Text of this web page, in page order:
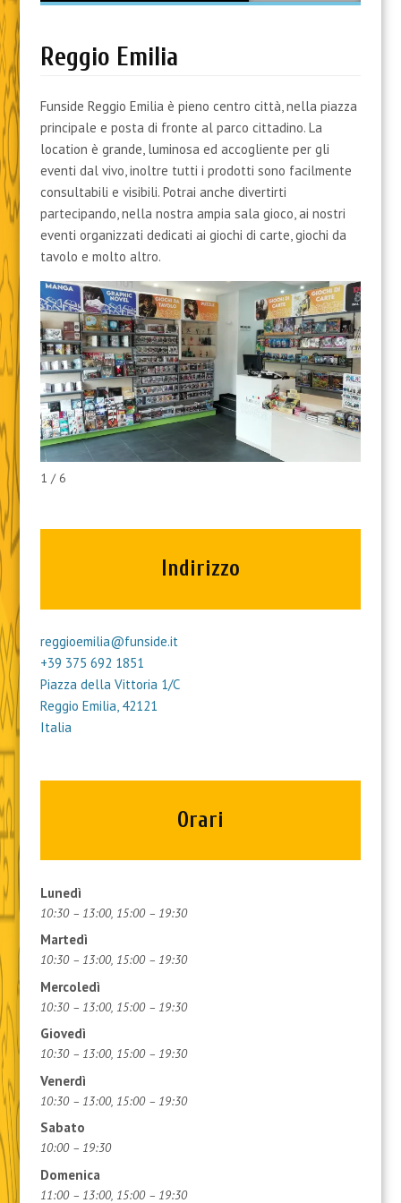
content
Reggio Emilia
Funside Reggio Emilia è pieno centro città, nella piazza
principale e posta di fronte al parco cittadino. La
location è grande, luminosa ed accogliente per gli
eventi dal vivo, inoltre tutti i prodotti sono facilmente
consultabili e visibili. Potrai anche divertirti
partecipando, nella nostra ampia sala gioco, ai nostri
eventi organizzati dedicati ai giochi di carte, giochi da
tavolo e molto altro.
1 / 6
Indirizzo
reggioemilia@funside.it
+39 375 692 1851
Piazza della Vittoria 1/C
Reggio Emilia, 42121
Italia
Orari
Lunedì
10:30 – 13:00, 15:00 – 19:30
Martedì
10:30 – 13:00, 15:00 – 19:30
Mercoledì
10:30 – 13:00, 15:00 – 19:30
Giovedì
10:30 – 13:00, 15:00 – 19:30
Venerdì
10:30 – 13:00, 15:00 – 19:30
Sabato
10:00 – 19:30
Domenica
11:00 – 13:00, 15:00 – 19:30